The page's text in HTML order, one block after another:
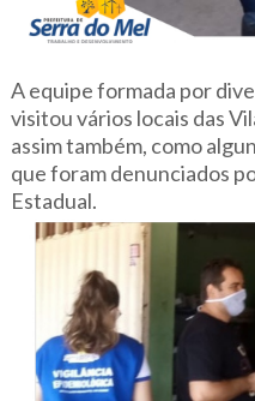
A equipe formada por
visitou vários locais das
assim também, como
que foram denunciados
Estadual.